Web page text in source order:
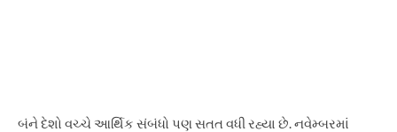
બંને દેશો વચ્ચે આર્થિક સંબંધો પણ સતત વધી રહ્યા છે. નવેમ્બરમાં